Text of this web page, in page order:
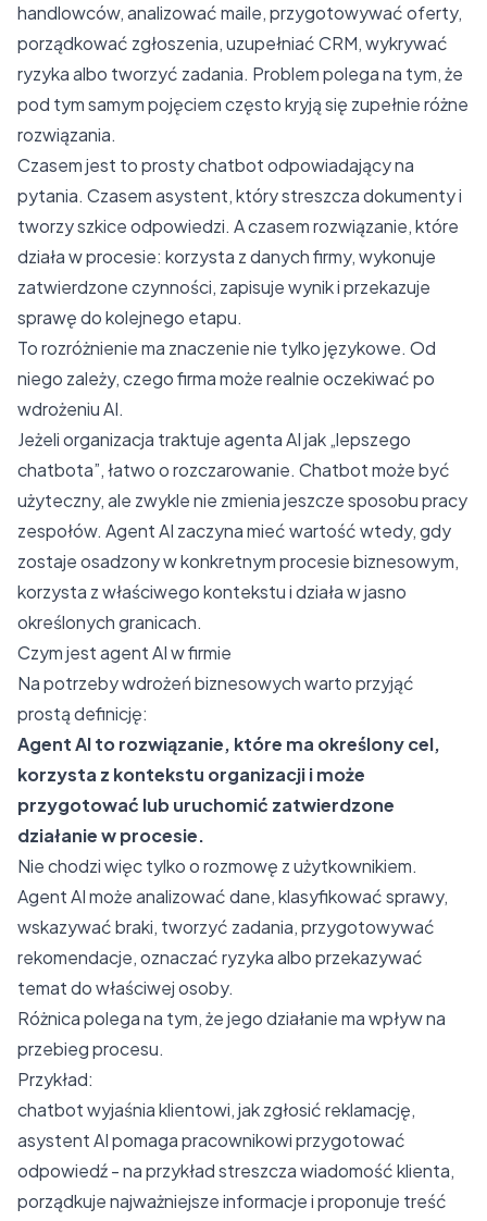
handlowców, analizować maile, przygotowywać oferty,
porządkować zgłoszenia, uzupełniać CRM, wykrywać
ryzyka albo tworzyć zadania. Problem polega na tym, że
pod tym samym pojęciem często kryją się zupełnie różne
rozwiązania.
Czasem jest to prosty chatbot odpowiadający na
pytania. Czasem asystent, który streszcza dokumenty i
tworzy szkice odpowiedzi. A czasem rozwiązanie, które
działa w procesie: korzysta z danych firmy, wykonuje
zatwierdzone czynności, zapisuje wynik i przekazuje
sprawę do kolejnego etapu.
To rozróżnienie ma znaczenie nie tylko językowe. Od
niego zależy, czego firma może realnie oczekiwać po
wdrożeniu AI.
Jeżeli organizacja traktuje agenta AI jak „lepszego
chatbota”, łatwo o rozczarowanie. Chatbot może być
użyteczny, ale zwykle nie zmienia jeszcze sposobu pracy
zespołów. Agent AI zaczyna mieć wartość wtedy, gdy
zostaje osadzony w konkretnym procesie biznesowym,
korzysta z właściwego kontekstu i działa w jasno
określonych granicach.
Czym jest agent AI w firmie
Na potrzeby wdrożeń biznesowych warto przyjąć
prostą definicję:
Agent AI to rozwiązanie, które ma określony cel,
korzysta z kontekstu organizacji i może
przygotować lub uruchomić zatwierdzone
działanie w procesie.
Nie chodzi więc tylko o rozmowę z użytkownikiem.
Agent AI może analizować dane, klasyfikować sprawy,
wskazywać braki, tworzyć zadania, przygotowywać
rekomendacje, oznaczać ryzyka albo przekazywać
temat do właściwej osoby.
Różnica polega na tym, że jego działanie ma wpływ na
przebieg procesu.
Przykład:
chatbot wyjaśnia klientowi, jak zgłosić reklamację,
asystent AI pomaga pracownikowi przygotować
odpowiedź - na przykład streszcza wiadomość klienta,
porządkuje najważniejsze informacje i proponuje treść